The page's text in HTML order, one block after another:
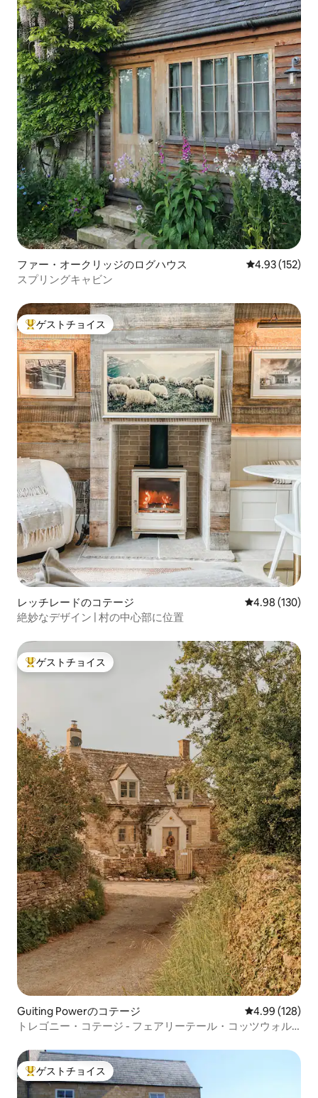
ファー・オークリッジのログハウス レビュー152
4.93 (152)
スプリングキャビン
大好評のゲストチョイスです。
ゲストチョイス
レッチレードのコテージ レビュー130
4.98 (130)
絶妙なデザイン | 村の中心部に位置
大好評のゲストチョイスです。
ゲストチョイス
Guiting Powerのコテージ レビュー128
4.99 (128)
トレゴニー・コテージ - フェアリーテール・コッツウォル
大好評のゲストチョイスです。
ゲストチョイス